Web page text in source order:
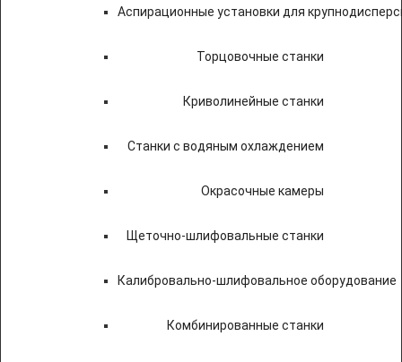
Аспирационные установки для
Торцовочные станки
Криволинейные станки
Станки с водяным охлаждением
Окрасочные камеры
Щеточно-шлифовальные станки
Калибровально-шлифовальное оборудование
Комбинированные станки